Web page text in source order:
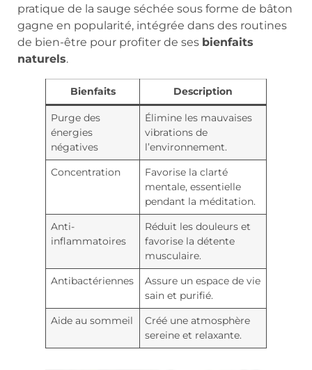
pratique de la sauge séchée sous forme de bâton
gagne en popularité, intégrée dans des routines
de bien-être pour profiter de ses bienfaits
naturels.
Bienfaits Description
Purge des
énergies
négatives
Élimine les mauvaises
vibrations de
l’environnement.
Concentration
Favorise la clarté
mentale, essentielle
pendant la méditation.
Anti-
inflammatoires
Réduit les douleurs et
favorise la détente
musculaire.
Antibactériennes
Assure un espace de vie
sain et purifié.
Aide au sommeil
Créé une atmosphère
sereine et relaxante.